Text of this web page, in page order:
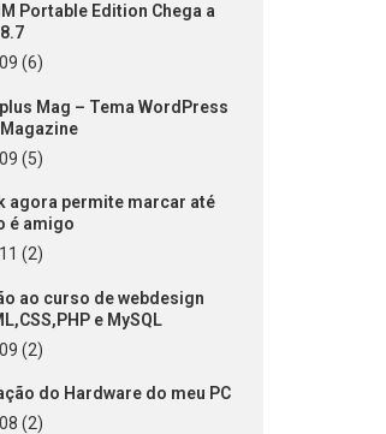
Portable Edition Chega a
(6)
Mag – Tema WordPress
(5)
agora permite marcar até
é amigo
(2)
ao curso de webdesign
e MySQL
(2)
do Hardware do meu PC
(2)